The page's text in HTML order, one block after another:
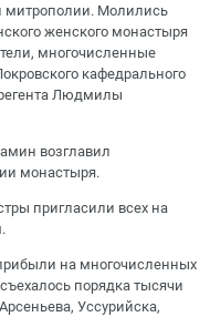
митрополии. Молились
женского монастыря
многочисленные
кафедрального
Людмилы
возглавил
монастыря.
пригласили всех на
на многочисленных
порядка тысячи
Уссурийска,